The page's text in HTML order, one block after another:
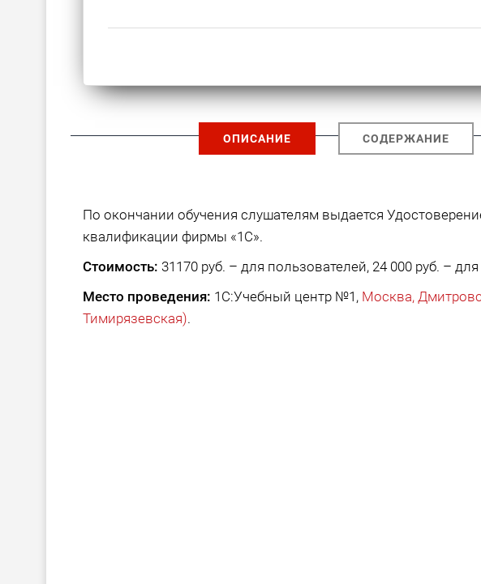
ОПИСАНИЕ СОДЕРЖАНИЕ
По окончании обучения слушателям выдается
квалификации фирмы «1С».
Стоимость: 31170 руб. – для пользователей, 24 000 руб. –
Место проведения: 1С:Учебный центр №1, Москва,
Тимирязевская).